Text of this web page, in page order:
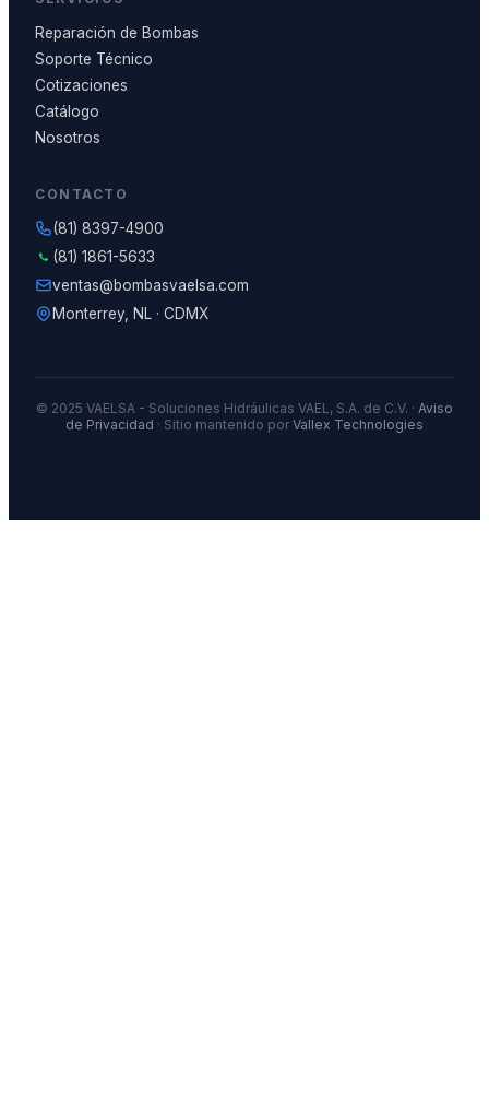
Reparación de Bombas
Soporte Técnico
Cotizaciones
Catálogo
Nosotros
CONTACTO
(81) 8397-4900
(81) 1861-5633
ventas@bombasvaelsa.com
Monterrey, NL · CDMX
© 2025 VAELSA - Soluciones Hidráulicas VAEL, S.A. de C.V. · Aviso
de Privacidad · Sitio mantenido por Vallex Technologies